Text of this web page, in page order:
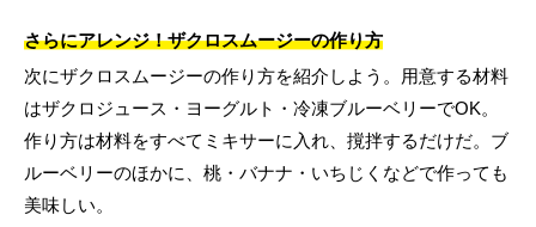
さらにアレンジ！ザクロスムージーの作り方
次にザクロスムージーの作り方を紹介しよう。用意する材料
はザクロジュース・ヨーグルト・冷凍ブルーベリーでOK。
作り方は材料をすべてミキサーに入れ、撹拌するだけだ。ブ
ルーベリーのほかに、桃・バナナ・いちじくなどで作っても
美味しい。